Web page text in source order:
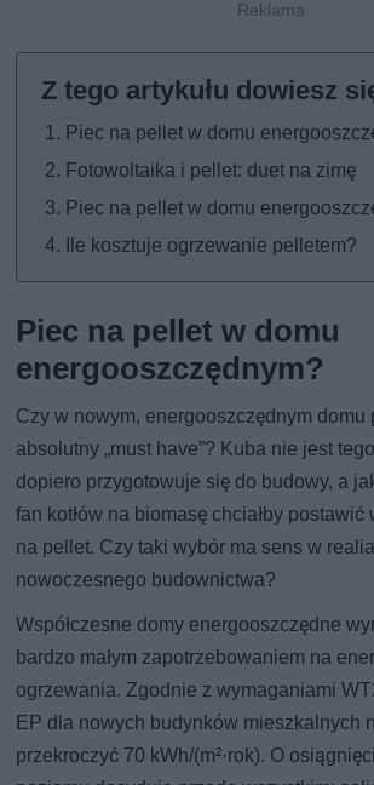
Piec na pellet w domu
Fotowoltaika i pellet: duet na zimę
Piec na pellet w domu
Ile kosztuje ogrzewanie pelletem?
Piec na pellet w domu
energooszczędnym?
Czy w nowym, energooszczędnym domu
absolutny „must have”? Kuba nie jest
dopiero przygotowuje się do budowy, a
fan kotłów na biomasę chciałby postawić
na pellet. Czy taki wybór ma sens w
nowoczesnego budownictwa?
Współczesne domy energooszczędne
bardzo małym zapotrzebowaniem na
ogrzewania. Zgodnie z wymaganiami
EP dla nowych budynków mieszkalnych
przekroczyć 70 kWh/(m²·rok). O